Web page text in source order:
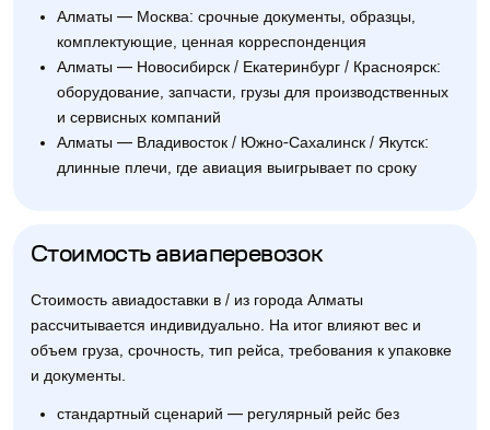
Алматы — Москва: срочные документы, образцы,
комплектующие, ценная корреспонденция
Алматы — Новосибирск / Екатеринбург / Красноярск:
оборудование, запчасти, грузы для производственных
и сервисных компаний
Алматы — Владивосток / Южно-Сахалинск / Якутск:
длинные плечи, где авиация выигрывает по сроку
Стоимость авиаперевозок
Стоимость авиадоставки в / из города Алматы
рассчитывается индивидуально. На итог влияют вес и
объем груза, срочность, тип рейса, требования к упаковке
и документы.
стандартный сценарий — регулярный рейс без